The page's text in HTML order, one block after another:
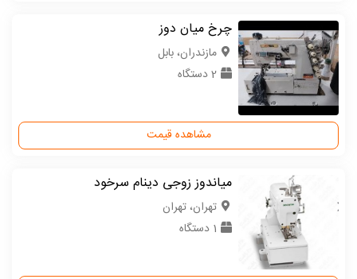
چرخ میان دوز
مازندران، بابل
2 دستگاه
مشاهده قیمت
میاندوز زوجی دینام سرخود
تهران، تهران
1 دستگاه